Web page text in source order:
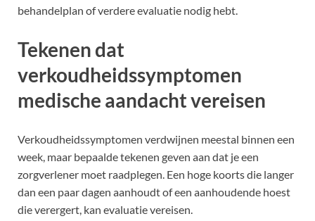
behandelplan of verdere evaluatie nodig hebt.
Tekenen dat
verkoudheidssymptomen
medische aandacht vereisen
Verkoudheidssymptomen verdwijnen meestal binnen een
week, maar bepaalde tekenen geven aan dat je een
zorgverlener moet raadplegen. Een hoge koorts die langer
dan een paar dagen aanhoudt of een aanhoudende hoest
die verergert, kan evaluatie vereisen.